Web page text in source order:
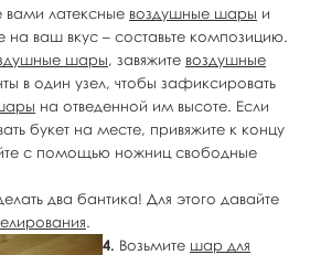
вами латексные воздушные шары и
на ваш вкус – составьте композицию.
шары, завяжите воздушные
в один узел, чтобы зафиксировать
на отведенной им высоте. Если
букет на месте, привяжите к концу
с помощью ножниц свободные
два бантика! Для этого давайте
.
4. Возьмите шар для